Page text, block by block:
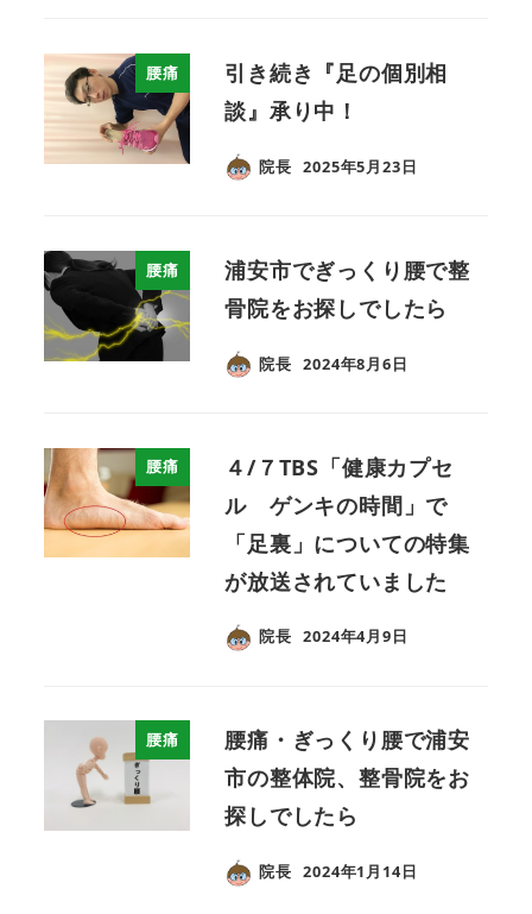
腰痛
引き続き『足の個別相
談』承り中！
院長 2025年5月23日
腰痛
浦安市でぎっくり腰で整
骨院をお探しでしたら
院長 2024年8月6日
腰痛
４/７TBS「健康カプセ
ル ゲンキの時間」で
「足裏」についての特集
が放送されていました
院長 2024年4月9日
腰痛
腰痛・ぎっくり腰で浦安
市の整体院、整骨院をお
探しでしたら
院長 2024年1月14日